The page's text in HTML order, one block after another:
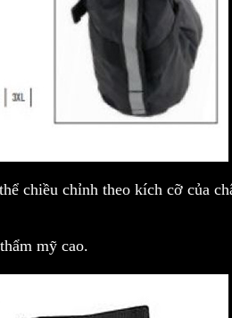
chiều chỉnh theo kích cỡ của
mỹ cao.